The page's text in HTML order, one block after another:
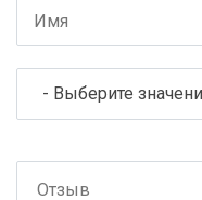
- Выберите